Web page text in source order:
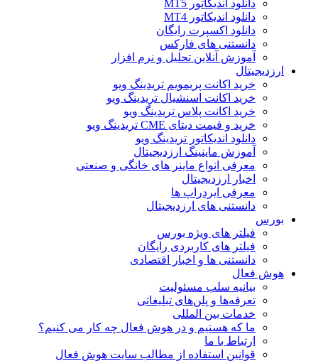
دانلود اندیکاتور MT5
دانلود اندیکاتور MT4
دانلود اکسپرت رایگان
دانستنی های فارکس
آموزش آنلاین تحلیل و نرم افزار
ارزدیجیتال
خرید اکانت پریمویم تریدینگ ویو
خرید اکانت اسنشیال تریدینگ ویو
خرید اکانت پلاس تریدینگ ویو
خرید و قیمت دیتای CME تریدینگ ویو
دانلود اندیکاتور تریدینگ ویو
آموزش ماینینگ ارزدیجیتال
معرفی انواع ماینر های خانگی و صنعتی
اخبار ارزدیجیتال
معرفی ایردراپ ها
دانستنی های ارزدیجیتال
بورس
فیلتر های ویژه بورس
فیلتر های کاربردی رایگان
دانستنی ها و اخبار اقتصادی
هوش فعال
بیانیه سلب مسئولیت
تعرفه‌ها و پلن‌های تبلیغاتی
خدمات بین المللی
ما که هستیم و در هوش فعال چه کار می کنیم؟
ارتباط با ما
قوانین استفاده از مطالب سایت هوش فعال